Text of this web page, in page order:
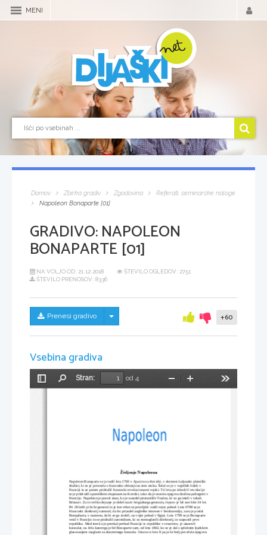
MENI
Domov Zbirka gradiv Zgodovina
Referati, seminarske naloge
Napoleon Bonaparte [01]
GRADIVO:NAPOLEON
BONAPARTE [01]
NA VOLJO OD: 21.12.2018
ŠTEVILO OGLEDOV: 2751
ŠTEVILO PRENOSOV: 8336
Prenesi gradivo Skrij/prikaži meni +60
Vsebina gradiva
Preklopi
Stran:
od 4
Pomanjšaj
Življenje Napoleona
Napoleon Bonaparte se je rodil leta 1769 v Ajacciu na Korziki, v skromni italjanski plemiški
družini, ki se je povezala s francosko oblastjo na tem otoku. Šolal se je v vojaških šolah v
Franciji in se potem pridružil francoski revolucionarni vojski. Tri leta po izbruhU revolucije
se je pridružil uporniškim skupinam na Korziki, tako da je morala njegova družina pobegniti v
Francijo. Napoleon je postal znan, ko je zasedel pristanišče Toulon, ki so ga imeli v rokah
Britanci. Za to veliko dejanje je dobil naziv brigadnega generala, čeprav je bil satr šele 24 let.
Pri 26 letih je bi že general in je kot vrhovni poveljnik vodil vojni pohod. Leta 0798 se je
Francoski direktorij namenil, da bo prizadel angleške interese v Sredozemlju, zato je poslal
Bonapharta, v namenu, da bi se ga znebil, na vojni pohod v Egipt. Leta 1799 se je Bonaparte
vrnil v Francijo in se pridružil zarotnikom, ki so strmoglavili direktorij, in razpustil prvo
republiko. Med tem ko je potekal prehod Francije iz republike v cesarstvo, je utanovil
konzulat, na čelu katerega je bil Bonaparte sam, od leta 1802, ko se je dal s splošnim ljudskim
glasovanjem razglasit za dosmrtnega konzula. Ustava iz leta X pa je še bolj povečala njegovo